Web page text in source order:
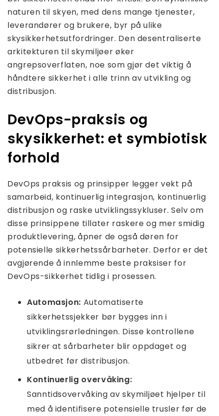
naturen til skyen, med dens mange tjenester,
leverandører og brukere, byr på ulike
skysikkerhetsutfordringer. Den desentraliserte
arkitekturen til skymiljøer øker
angrepsoverflaten, noe som gjør det viktig å
håndtere sikkerhet i alle trinn av utvikling og
distribusjon.
DevOps-praksis og
skysikkerhet: et symbiotisk
forhold
DevOps praksis og prinsipper legger vekt på
samarbeid, kontinuerlig integrasjon, kontinuerlig
distribusjon og raske utviklingssykluser. Selv om
disse prinsippene tillater raskere og mer smidig
produktlevering, åpner de også døren for
potensielle sikkerhetssårbarheter. Derfor er det
avgjørende å innlemme beste praksiser for
DevOps-sikkerhet tidlig i prosessen.
Automasjon: Automatiserte
sikkerhetssjekker bør bygges inn i
utviklingsrørledningen. Disse kontrollene
sikrer at sårbarheter blir oppdaget og
utbedret før distribusjon.
Kontinuerlig overvåking:
Sanntidsovervåking av skymiljøet hjelper til
med å identifisere potensielle trusler før de